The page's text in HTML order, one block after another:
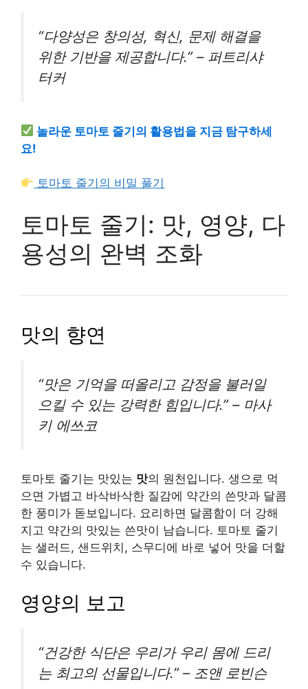
“다양성은 창의성, 혁신, 문제 해결을
위한 기반을 제공합니다.” – 퍼트리샤
터커
놀라운 토마토 줄기의 활용법을 지금 탐구하세
요!
토마토 줄기의 비밀 풀기
토마토 줄기: 맛, 영양, 다
용성의 완벽 조화
맛의 향연
“맛은 기억을 떠올리고 감정을 불러일
으킬 수 있는 강력한 힘입니다.” – 마사
키 에쓰코
토마토 줄기는 맛있는 맛의 원천입니다. 생으로 먹
으면 가볍고 바삭바삭한 질감에 약간의 쓴맛과 달콤
한 풍미가 돋보입니다. 요리하면 달콤함이 더 강해
지고 약간의 맛있는 쓴맛이 남습니다. 토마토 줄기
는 샐러드, 샌드위치, 스무디에 바로 넣어 맛을 더할
수 있습니다.
영양의 보고
“건강한 식단은 우리가 우리 몸에 드리
는 최고의 선물입니다.” – 조앤 로빈슨